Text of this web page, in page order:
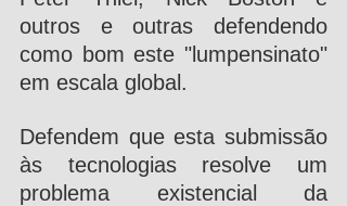
outros e outras defendendo
como bom este "lumpensinato"
em escala global.
Defendem que esta submissão
às tecnologias resolve um
problema existencial da